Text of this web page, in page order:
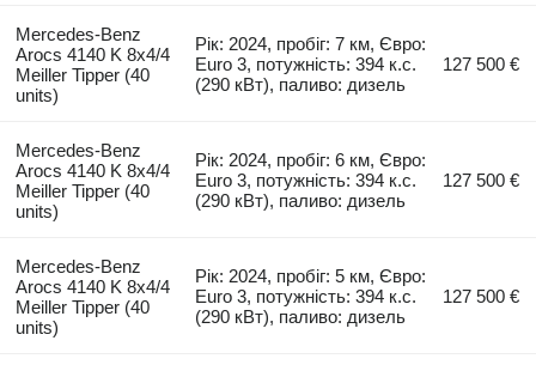
Mercedes-Benz
Arocs 4140 K 8x4/4
Meiller Tipper (40
units)
Рік: 2024, пробіг: 7 км, Євро:
Euro 3, потужність: 394 к.с.
(290 кВт), паливо: дизель
127 500 €
Mercedes-Benz
Arocs 4140 K 8x4/4
Meiller Tipper (40
units)
Рік: 2024, пробіг: 6 км, Євро:
Euro 3, потужність: 394 к.с.
(290 кВт), паливо: дизель
127 500 €
Mercedes-Benz
Arocs 4140 K 8x4/4
Meiller Tipper (40
units)
Рік: 2024, пробіг: 5 км, Євро:
Euro 3, потужність: 394 к.с.
(290 кВт), паливо: дизель
127 500 €